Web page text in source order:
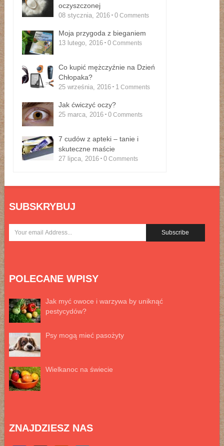
oczyszczonej
08 stycznia, 2016 0 Comments
Moja przygoda z bieganiem
13 lutego, 2016 0 Comments
Co kupić mężczyźnie na Dzień
Chłopaka?
25 września, 2016 1 Comments
Jak ćwiczyć oczy?
25 marca, 2016 0 Comments
7 cudów z apteki – tanie i
skuteczne maście
27 lipca, 2016 0 Comments
SUBSKRYBUJ
POLECANE WPISY
Jak myć owoce i warzywa by uniknąć
pestycydów?
Psy mogą mieć pasożyty
Wielkanoc na świecie
ZNAJDZIESZ NAS